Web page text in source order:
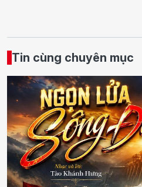
Tin cùng chuyên mục